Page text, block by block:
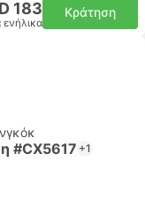
183
ενήλικα
Κράτηση
#CX5617 +1